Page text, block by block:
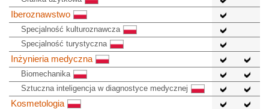
Iberoznawstwo
Specjalność kulturoznawcza
Specjalność turystyczna
Inżynieria medyczna
Biomechanika
Sztuczna inteligencja w diagnostyce medycznej
Kosmetologia